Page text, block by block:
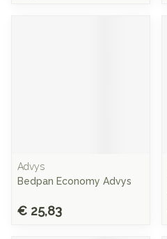
Advys
Bedpan Economy Advys
€ 25,83